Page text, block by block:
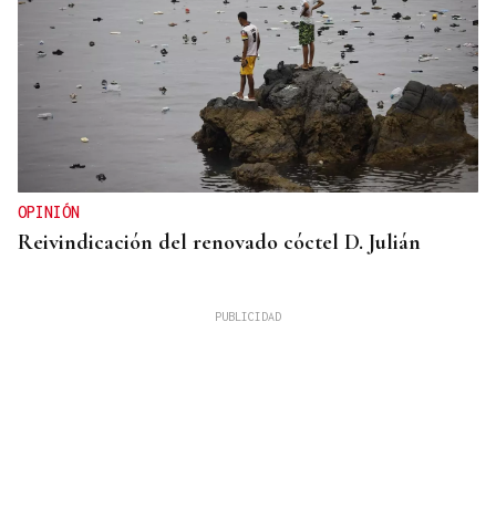
OPINIÓN
Reivindicación del renovado cóctel D. Julián